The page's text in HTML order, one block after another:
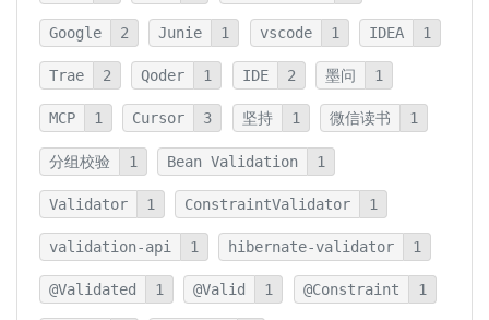
Google 2 Junie 1 vscode 1 IDEA 1
Trae 2 Qoder 1 IDE 2 墨问 1
MCP 1 Cursor 3 坚持 1 微信读书 1
分组校验 1 Bean Validation 1
Validator 1 ConstraintValidator 1
validation-api 1 hibernate-validator 1
@Validated 1 @Valid 1 @Constraint 1